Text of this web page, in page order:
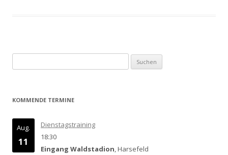
nach:
KOMMENDE TERMINE
Aug.
11
Dienstagstraining
18:30
Eingang Waldstadion, Harsefeld